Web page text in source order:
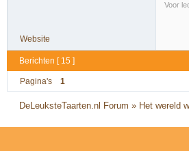
Voor
Website
Berichten [ 15 ]
Pagina's 1
DeLeuksteTaarten.nl Forum » Het wereld